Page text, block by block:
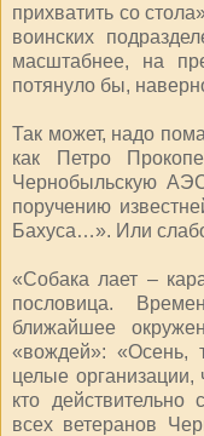
прихватить со
воинских
масштабнее, на
потянуло бы,
Так может, надо
как Петро
Чернобыльскую
поручению
Бахуса…». Или
«Собака лает –
пословица.
ближайшее
«вождей»:
целые
кто
всех ветеранов